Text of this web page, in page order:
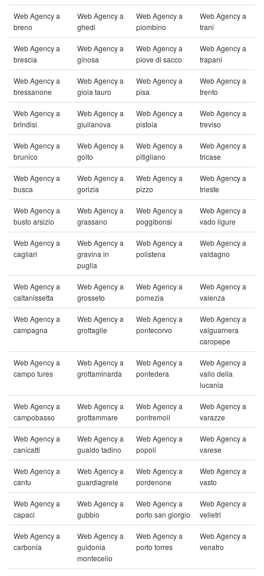
Web Agency a
breno
Web Agency a
ghedi
Web Agency a
piombino
Web Agency a
trani
Web Agency a
brescia
Web Agency a
ginosa
Web Agency a
piove di sacco
Web Agency a
trapani
Web Agency a
bressanone
Web Agency a
gioia tauro
Web Agency a
pisa
Web Agency a
trento
Web Agency a
brindisi
Web Agency a
giulianova
Web Agency a
pistoia
Web Agency a
treviso
Web Agency a
brunico
Web Agency a
goito
Web Agency a
pitigliano
Web Agency a
tricase
Web Agency a
busca
Web Agency a
gorizia
Web Agency a
pizzo
Web Agency a
trieste
Web Agency a
busto arsizio
Web Agency a
grassano
Web Agency a
poggibonsi
Web Agency a
vado ligure
Web Agency a
cagliari
Web Agency a
gravina in
puglia
Web Agency a
polistena
Web Agency a
valdagno
Web Agency a
caltanissetta
Web Agency a
grosseto
Web Agency a
pomezia
Web Agency a
valenza
Web Agency a
campagna
Web Agency a
grottaglie
Web Agency a
pontecorvo
Web Agency a
valguarnera
caropepe
Web Agency a
campo tures
Web Agency a
grottaminarda
Web Agency a
pontedera
Web Agency a
vallo della
lucania
Web Agency a
campobasso
Web Agency a
grottammare
Web Agency a
pontremoli
Web Agency a
varazze
Web Agency a
canicatti
Web Agency a
gualdo tadino
Web Agency a
popoli
Web Agency a
varese
Web Agency a
cantu
Web Agency a
guardiagrele
Web Agency a
pordenone
Web Agency a
vasto
Web Agency a
capaci
Web Agency a
gubbio
Web Agency a
porto san giorgio
Web Agency a
velletri
Web Agency a
carbonia
Web Agency a
guidonia
montecelio
Web Agency a
porto torres
Web Agency a
venafro